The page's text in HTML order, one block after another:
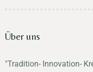
Über uns
"Tradition- Innovation-